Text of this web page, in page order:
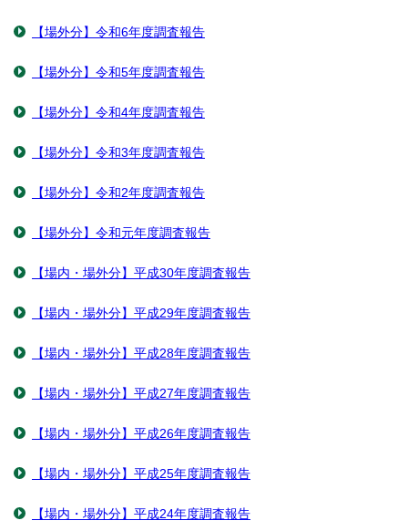
【場外分】令和6年度調査報告
【場外分】令和5年度調査報告
【場外分】令和4年度調査報告
【場外分】令和3年度調査報告
【場外分】令和2年度調査報告
【場外分】令和元年度調査報告
【場内・場外分】平成30年度調査報告
【場内・場外分】平成29年度調査報告
【場内・場外分】平成28年度調査報告
【場内・場外分】平成27年度調査報告
【場内・場外分】平成26年度調査報告
【場内・場外分】平成25年度調査報告
【場内・場外分】平成24年度調査報告